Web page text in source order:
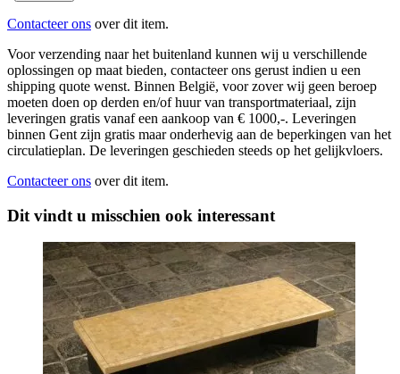
Contacteer ons over dit item.
Voor verzending naar het buitenland kunnen wij u verschillende
oplossingen op maat bieden, contacteer ons gerust indien u een
shipping quote wenst. Binnen België, voor zover wij geen beroep
moeten doen op derden en/of huur van transportmateriaal, zijn
leveringen gratis vanaf een aankoop van € 1000,-. Leveringen
binnen Gent zijn gratis maar onderhevig aan de beperkingen van het
circulatieplan. De leveringen geschieden steeds op het gelijkvloers.
Contacteer ons over dit item.
Dit vindt u misschien ook interessant